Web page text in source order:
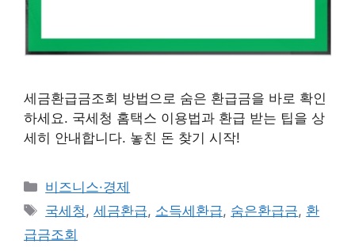
세금환급금조회 방법으로 숨은 환급금을 바로 확인
하세요. 국세청 홈택스 이용법과 환급 받는 팁을 상
세히 안내합니다. 놓친 돈 찾기 시작!
카
테
리
비즈니스·경제
태
그
국세청,세금환급, 소득세환급, 숨은환급금, 환
급금조회